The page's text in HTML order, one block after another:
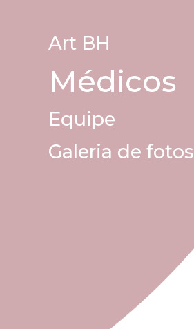
Art BH
Médicos
Equipe
Galeria de fotos